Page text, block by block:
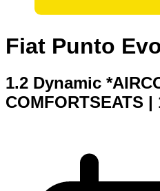
Fiat Punto
1.2 Dynamic
COMFORTSEATS |